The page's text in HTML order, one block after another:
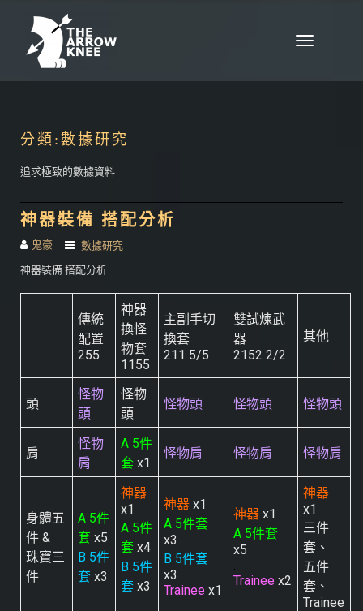
Skip to content
Toggle
分類: 數據研究
追求極致的數據資料
神器裝備 搭配分析
鬼豪
數據研究
神器裝備 搭配分析
傳統
配置
255
神器
換怪
物套
1155
主副手切
換套
211 5/5
雙試煉武
器
2152 2/2
其他
頭
怪物
頭
怪物
頭
怪物頭 怪物頭 怪物頭
肩
怪物
肩
A 5件
套 x1
怪物肩 怪物肩 怪物肩
身體五
件 &
珠寶三
件
A 5件
套 x5
B 5件
套 x3
神器
x1
A 5件
套 x4
B 5件
套 x3
.
神器 x1
A 5件套
x3
B 5件套
x3
Trainee x1
神器 x1
A 5件套
x5
.
Trainee x2
神器
x1
三件
套、
五件
套、
Trainee